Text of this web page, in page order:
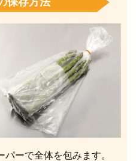
ーで全体を包みます。